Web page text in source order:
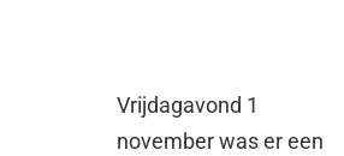
Vrijdagavond 1
november was er een